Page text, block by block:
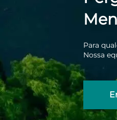
Para
Nossa